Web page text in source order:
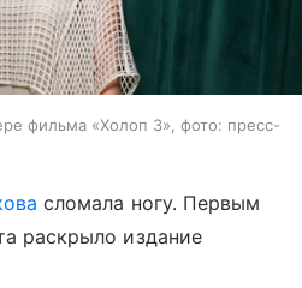
фильма «Холоп 3», фото: пресс-
сломала ногу. Первым
раскрыло издание